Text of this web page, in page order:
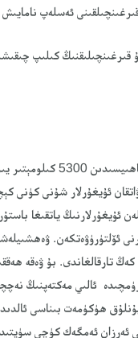
كىلىپ
2009-يىلى 6-ئاينىڭ 26-
ئۇيغۇرلار شۇنى كۈنى
ئۇيغۇرلارنىڭ ياتقىغا
ئۆلتۈرۈۋەتكەن.
تارقالغاندى. بۇ ۋەقە
يىلى 5- ئىيۇل كۈنى ئۈرۈمچىدە
ھۈكۈمەت بىناسى
ئەرزان ئەمگەك كۈچى